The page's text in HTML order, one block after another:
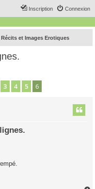
Connexion
Inscription
Récits et Images Erotiques
3 4 5 6